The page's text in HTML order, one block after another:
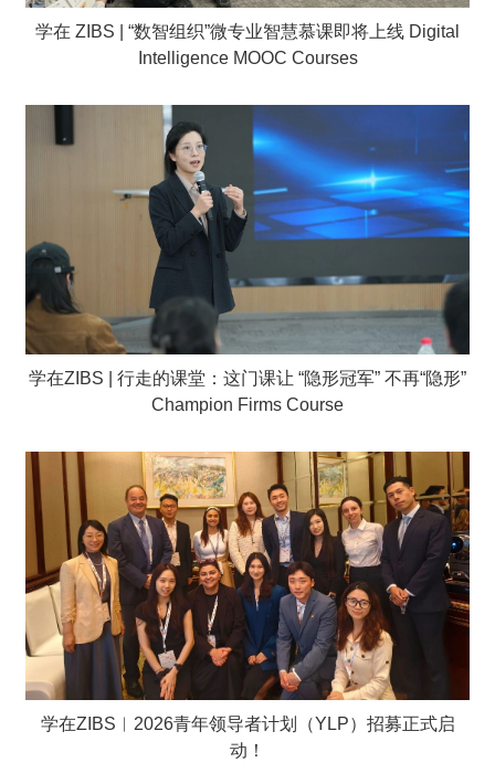
学在 ZIBS | “数智组织”微专业智慧慕课即将上线 Digital
Intelligence MOOC Courses
学在ZIBS | 行走的课堂：这门课让 “隐形冠军” 不再“隐形”
Champion Firms Course
学在ZIBS︱2026青年领导者计划（YLP）招募正式启
动！